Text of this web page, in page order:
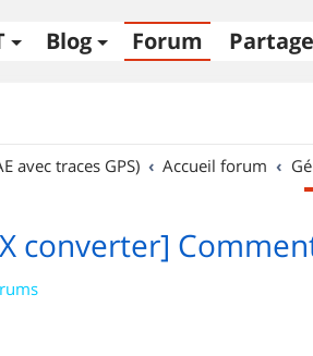
Blog Forum
avec traces GPS)
Accueil forum
converter]